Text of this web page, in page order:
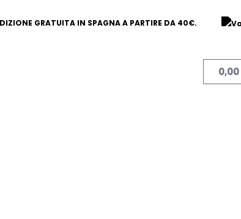
GRATUITA IN SPAGNA A PARTIRE DA 40€.
0,00